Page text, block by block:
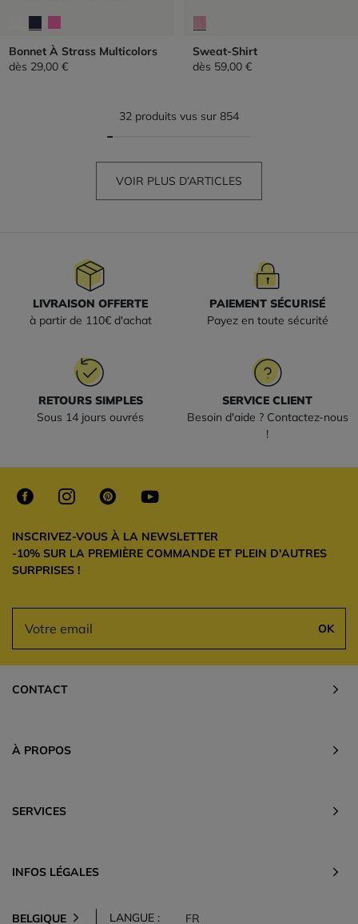
Bonnet À Strass Multicolors
dès 29,00 €
Sweat-Shirt
dès 59,00 €
32 produits vus sur 854
VOIR PLUS D’ARTICLES
LIVRAISON OFFERTE
à partir de 110€ d'achat
PAIEMENT SÉCURISÉ
Payez en toute sécurité
RETOURS SIMPLES
Sous 14 jours ouvrés
SERVICE CLIENT
Besoin d'aide ? Contactez-nous
!
INSCRIVEZ-VOUS À LA NEWSLETTER
-10% SUR LA PREMIÈRE COMMANDE ET PLEIN D'AUTRES
SURPRISES !
OK
CONTACT
À PROPOS
SERVICES
INFOS LÉGALES
BELGIQUE LANGUE : FR